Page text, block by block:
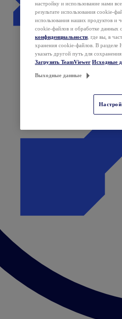
настройку и использование нами
результате использования cookie-
использования наших продуктов и
cookie-файлов и обработке данных
конфиденциальности , где вы, в
хранения cookie-файлов. В разделе
указать другой путь для
Загрузить TeamViewer Исходные
Выходные данные